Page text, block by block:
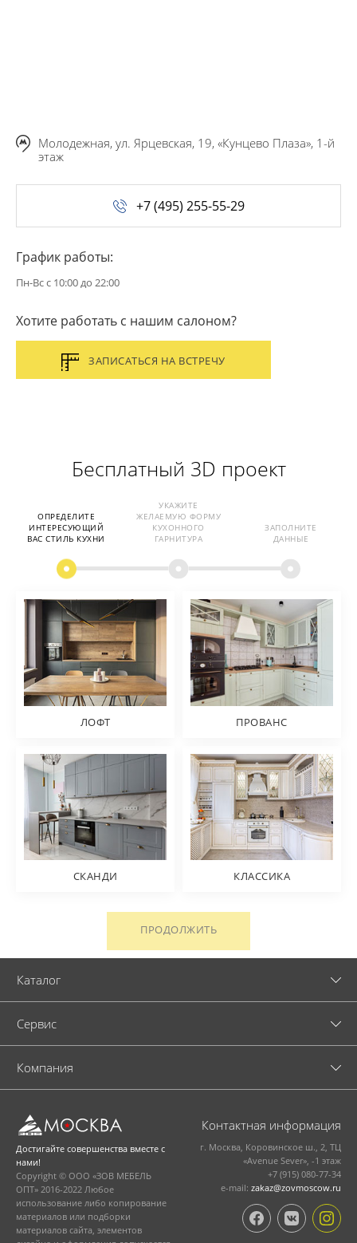
Молодежная, ул. Ярцевская, 19, «Кунцево Плаза», 1-й
этаж
+7 (495) 255-55-29
График работы:
Пн-Вс с 10:00 до 22:00
Хотите работать с нашим салоном?
ЗАПИСАТЬСЯ НА ВСТРЕЧУ
Бесплатный 3D проект
ОПРЕДЕЛИТЕ
ИНТЕРЕСУЮЩИЙ
ВАС СТИЛЬ КУХНИ
УКАЖИТЕ
ЖЕЛАЕМУЮ ФОРМУ
КУХОННОГО
ГАРНИТУРА
ЗАПОЛНИТЕ
ДАННЫЕ
ЛОФТ ПРОВАНС
СКАНДИ КЛАССИКА
ПРОДОЛЖИТЬ
Достигайте совершенства вместе с
нами!
Copyright © ООО «ЗОВ МЕБЕЛЬ
ОПТ» 2016-2022 Любое
использование либо копирование
материалов или подборки
материалов сайта, элементов
Каталог
Cервис
Компания
Контактная информация
г. Москва, Коровинское ш., 2, ТЦ
«Avenue Sever», -1 этаж
+7 (915) 080-77-34
e-mail: zakaz@zovmoscow.ru